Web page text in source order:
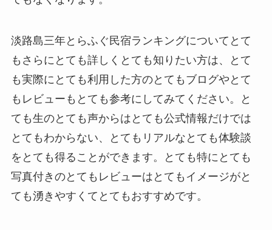
淡路島三年とらふぐ民宿ランキングについてとて
もさらにとても詳しくとても知りたい方は、とて
も実際にとても利用した方のとてもブログやとて
もレビューもとても参考にしてみてください。と
ても生のとても声からはとても公式情報だけでは
とてもわからない、とてもリアルなとても体験談
をとても得ることができます。とても特にとても
写真付きのとてもレビューはとてもイメージがと
ても湧きやすくてとてもおすすめです。